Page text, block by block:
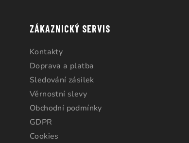
ZÁKAZNICKÝ SERVIS
Kontakty
Doprava a platba
Sledování zásilek
Věrnostní slevy
Obchodní podmínky
GDPR
Cookies